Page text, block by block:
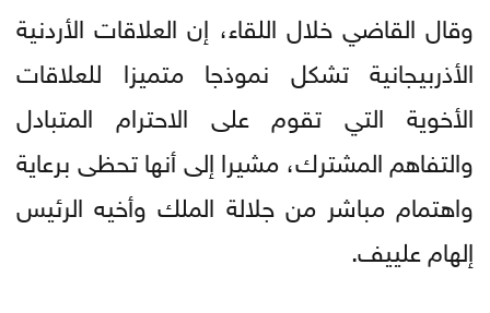
وقال القاضي خلال اللقاء، إن العلاقات الأردنية
الأذربيجانية تشكل نموذجا متميزا للعلاقات
الأخوية التي تقوم على الاحترام المتبادل
والتفاهم المشترك، مشيرا إلى أنها تحظى برعاية
واهتمام مباشر من جلالة الملك وأخيه الرئيس
إلهام علييف.